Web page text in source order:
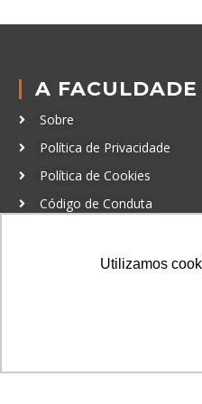
Utilizamos
A FACULDADE
Sobre
Política de Privacidade
Política de Cookies
Código de Conduta